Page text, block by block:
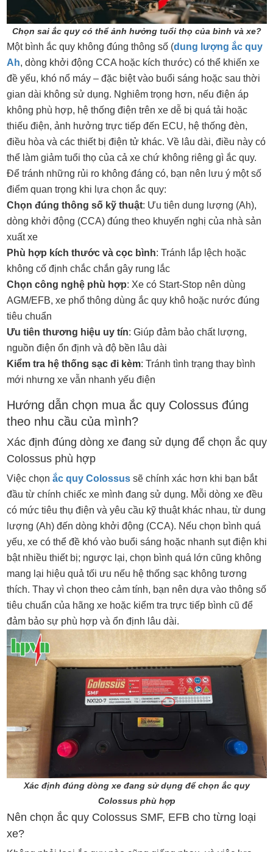
Chọn sai ắc quy có thể ảnh hưởng tuổi thọ của bình và xe?
Một bình ắc quy không đúng thông số (dung lượng ắc quy
Ah, dòng khởi động CCA hoặc kích thước) có thể khiến xe
đề yếu, khó nổ máy – đặc biệt vào buổi sáng hoặc sau thời
gian dài không sử dụng. Nghiêm trọng hơn, nếu điện áp
không phù hợp, hệ thống điện trên xe dễ bị quá tải hoặc
thiếu điện, ảnh hưởng trực tiếp đến ECU, hệ thống đèn,
điều hòa và các thiết bị điện tử khác. Về lâu dài, điều này có
thể làm giảm tuổi thọ của cả xe chứ không riêng gì ắc quy.
Để tránh những rủi ro không đáng có, bạn nên lưu ý một số
điểm quan trọng khi lựa chọn ắc quy:
Chọn đúng thông số kỹ thuật: Ưu tiên dung lượng (Ah),
dòng khởi động (CCA) đúng theo khuyến nghị của nhà sản
xuất xe
Phù hợp kích thước và cọc bình: Tránh lắp lệch hoặc
không cố định chắc chắn gây rung lắc
Chọn công nghệ phù hợp: Xe có Start-Stop nên dùng
AGM/EFB, xe phổ thông dùng ắc quy khô hoặc nước đúng
tiêu chuẩn
Ưu tiên thương hiệu uy tín: Giúp đảm bảo chất lượng,
nguồn điện ổn định và độ bền lâu dài
Kiểm tra hệ thống sạc đi kèm: Tránh tình trạng thay bình
mới nhưng xe vẫn nhanh yếu điện
Hướng dẫn chọn mua ắc quy Colossus đúng
theo nhu cầu của mình?
Xác định đúng dòng xe đang sử dụng để chọn ắc quy
Colossus phù hợp
Việc chọn ắc quy Colossus sẽ chính xác hơn khi bạn bắt
đầu từ chính chiếc xe mình đang sử dụng. Mỗi dòng xe đều
có mức tiêu thụ điện và yêu cầu kỹ thuật khác nhau, từ dung
lượng (Ah) đến dòng khởi động (CCA). Nếu chọn bình quá
yếu, xe có thể đề khó vào buổi sáng hoặc nhanh sụt điện khi
bật nhiều thiết bị; ngược lại, chọn bình quá lớn cũng không
mang lại hiệu quả tối ưu nếu hệ thống sạc không tương
thích. Thay vì chọn theo cảm tính, bạn nên dựa vào thông số
tiêu chuẩn của hãng xe hoặc kiểm tra trực tiếp bình cũ để
đảm bảo sự phù hợp và ổn định lâu dài.
Xác định đúng dòng xe đang sử dụng để chọn ắc quy
Colossus phù hợp
Nên chọn ắc quy Colossus SMF, EFB cho từng loại
xe?